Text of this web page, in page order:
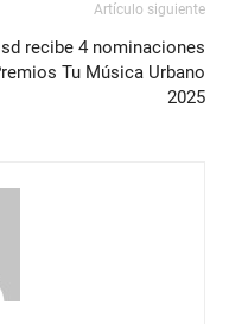
Artículo siguiente
recibe 4 nominaciones
Tu Música Urbano
2025